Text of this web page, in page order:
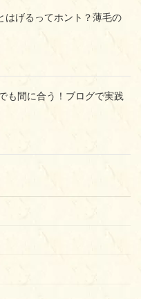
はげるってホント？薄毛の
も間に合う！ブログで実践